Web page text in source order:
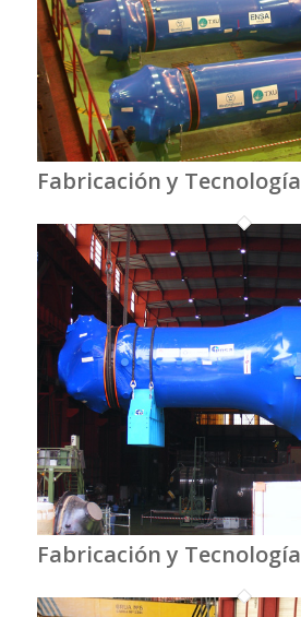
Fabricación y Tecnología
Fabricación y Tecnología